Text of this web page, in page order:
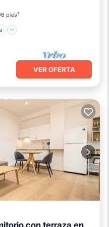
pies²
VER OFERTA
con terraza en